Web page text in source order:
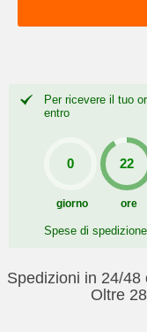
Per ricevere il tuo
entro
giorno ore
Spese di
Spedizioni in 24/
Oltre